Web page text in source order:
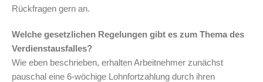
Rückfragen gern an.
Welche gesetzlichen Regelungen gibt es zum Thema des
Verdienstausfalles?
Wie eben beschrieben, erhalten Arbeitnehmer zunächst
pauschal eine 6-wöchige Lohnfortzahlung durch ihren